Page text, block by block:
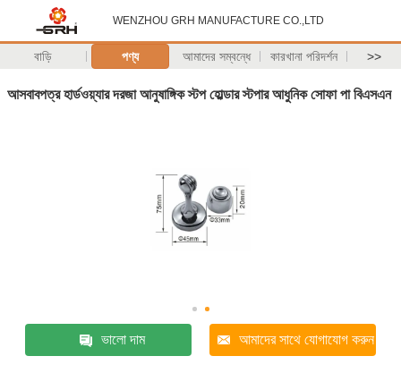
WENZHOU GRH MANUFACTURE CO.,LTD
বাড়ি পণ্য আমাদের সম্বন্ধে কারখানা পরিদর্শন >>
আসবাবপত্র হার্ডওয়্যার দরজা আনুষাঙ্গিক স্টপ হোল্ডার স্টপার আধুনিক সোফা পা বিএসএন
ভালো দাম আমাদের সাথে যোগাযোগ করুন